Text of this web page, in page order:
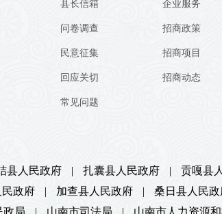
县长信箱
问卷调查
民意征集
回应关切
常见问题
企业服务
招商政策
招商项目
招商动态
县人民政府 | 扎囊县人民政府 | 贡嘎县
政府 | 加查县人民政府 | 桑日县人民政